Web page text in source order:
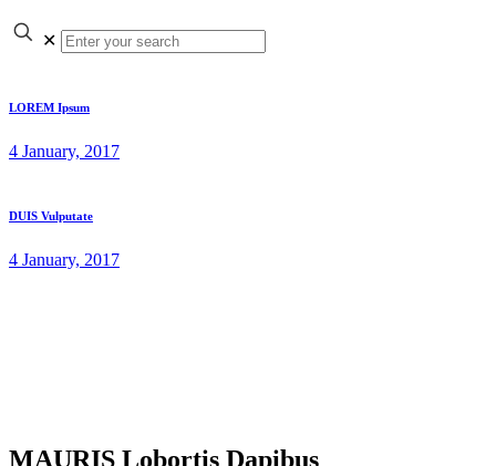
✕
LOREM Ipsum
4 January, 2017
DUIS Vulputate
4 January, 2017
MAURIS Lobortis Dapibus